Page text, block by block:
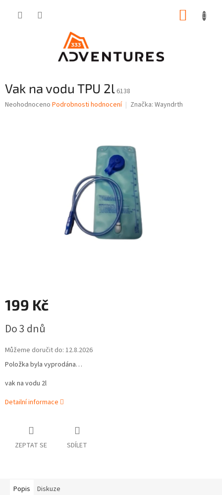
Vak na vodu TPU 2l 6138
Průměrné
Neohodnoceno Podrobnosti hodnocení Značka: Wayndrth
199 Kč
cena:
Do 3 dnů
Můžeme doručit do: 12.8.2026
Položka byla vyprodána…
vak na vodu 2l
Detailní informace
ZEPTAT SE SDÍLET
Popis Diskuze